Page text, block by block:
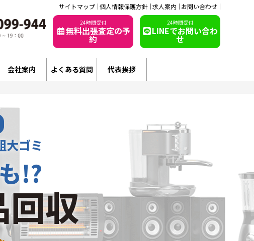
サイトマップ 個人情報保護方針 求人案内 お問い合わせ
24時間受付
無料出張査定の予
約
24時間受付
LINEでお問い合わ
せ
会社案内 よくある質問 代表挨拶
大ゴミ
!?
収